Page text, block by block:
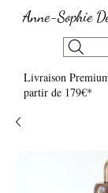
Anne-Sophie
Livraison
partir de 179€*​